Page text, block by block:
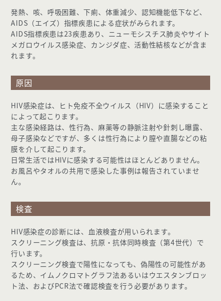
発熱、咳、呼吸困難、下痢、体重減少、認知機能低下など、
AIDS（エイズ）指標疾患による症状がみられます。
AIDS指標疾患は23疾患あり、ニューモシスチス肺炎やサイト
メガロウイルス感染症、カンジダ症、活動性結核などが含ま
れます。
原因
HIV感染症は、ヒト免疫不全ウイルス（HIV）に感染すること
によって起こります。
主な感染経路は、性行為、麻薬等の静脈注射や針刺し曝露、
母子感染などですが、多くは性行為により膣や直腸などの粘
膜を介して起こります。
日常生活ではHIVに感染する可能性はほとんどありません。
お風呂やタオルの共用で感染した事例は報告されていませ
ん。
検査
HIV感染症の診断には、血液検査が用いられます。
スクリーニング検査は、抗原・抗体同時検査（第4世代）で
行います。
スクリーニング検査で陽性になっても、偽陽性の可能性があ
るため、イムノクロマトグラフ法あるいはウエスタンブロッ
ト法、およびPCR法で確認検査を行う必要があります。